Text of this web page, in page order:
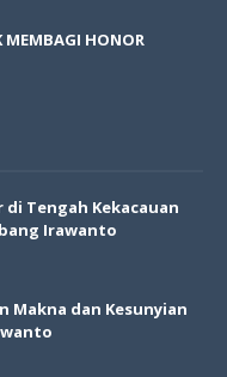
MEMBAGI HONOR
di Tengah Kekacauan
Irawanto
Makna dan Kesunyian